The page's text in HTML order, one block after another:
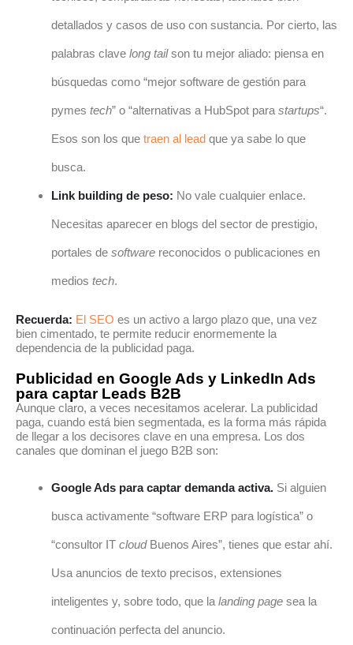
detallados y casos de uso con sustancia. Por cierto, las
palabras clave long tailson tu mejor aliado: piensa en
búsquedas como “mejor software de gestión para
pymes tech” o “alternativas a HubSpot para startups“.
Esos son los que traen al lead que ya sabe lo que
busca.
Link building de peso: No vale cualquier enlace.
Necesitas aparecer en blogs del sector de prestigio,
portales de software reconocidos o publicaciones en
medios tech.
Recuerda: El SEO es un activo a largo plazo que, una vez
bien cimentado, te permite reducir enormemente la
dependencia de la publicidad paga.
Publicidad en Google Ads y LinkedIn Ads
para captar Leads B2B
Aunque claro, a veces necesitamos acelerar. La publicidad
paga, cuando está bien segmentada, es la forma más rápida
de llegar a los decisores clave en una empresa. Los dos
canales que dominan el juego B2B son:
Google Ads para captar demanda activa. Si alguien
busca activamente “software ERP para logística” o
“consultor IT cloudBuenos Aires”, tienes que estar ahí.
Usa anuncios de texto precisos, extensiones
inteligentes y, sobre todo, que la landing page sea la
continuación perfecta del anuncio.